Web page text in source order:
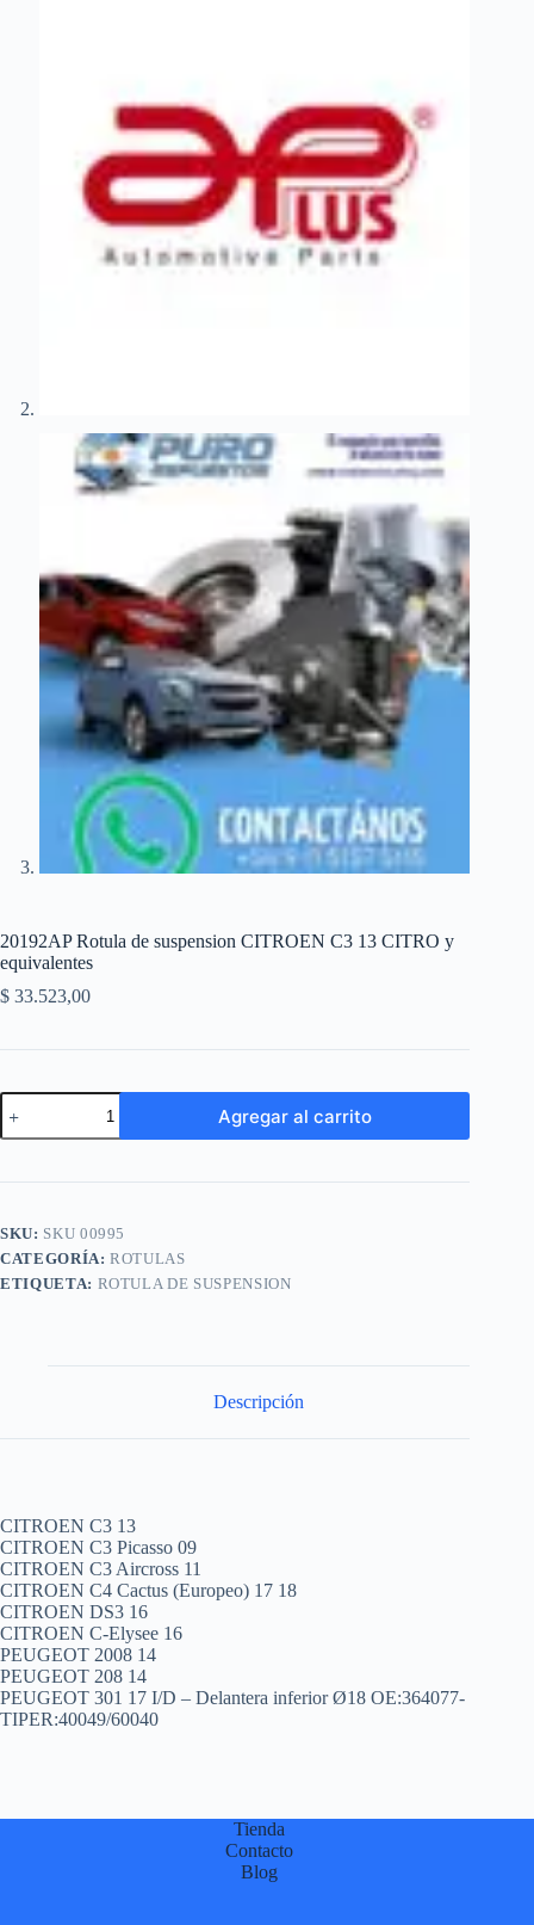
20192AP Rotula de suspension CITROEN C3 13 CITRO y
equivalentes
$ 33.523,00
20192AP
Rotula
de
CITROEN
CITRO
y
equivalentes
Agregar al carrito
r
n
a
SKU: SKU 00995
CATEGORÍA:ROTULAS
ETIQUETA: ROTULA DE SUSPENSION
Descripción
CITROEN C3 13
CITROEN C3 Picasso 09
CITROEN C3 Aircross 11
CITROEN C4 Cactus (Europeo) 17 18
CITROEN DS3 16
CITROEN C-Elysee 16
PEUGEOT 2008 14
PEUGEOT 208 14
PEUGEOT 301 17 I/D – Delantera inferior Ø18 OE:364077-
TIPER:40049/60040
Tienda
Contacto
Blog